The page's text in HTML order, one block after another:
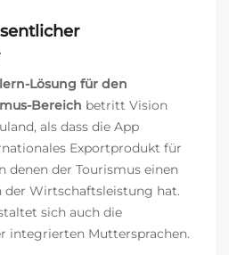
Lösung für den
Bereich betritt Vision
als dass die App
Exportprodukt für
denen der Tourismus einen
der Wirtschaftsleistung hat.
sich auch die
integrierten Muttersprachen.